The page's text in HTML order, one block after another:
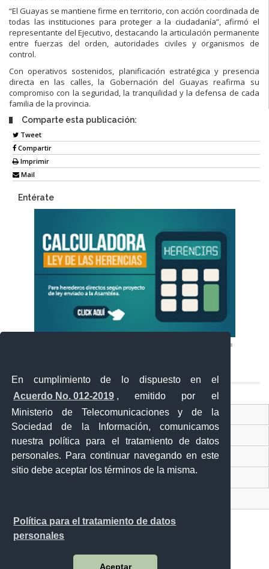
En cumplimiento de lo dispuesto en el
Acuerdo No. 012-2019 , emitido por el
Ministerio de Telecomunicaciones y de la
Sociedad de la Información, comunicamos
nuestra política para el tratamiento de datos
personales. Para continuar navegando en este
sitio debe aceptar los términos de la misma.
Política para el tratamiento de datos
personales
Aceptar
“El Guayas se mantiene firme en territorio, con acción coordinada de
todas las instituciones para proteger a la ciudadanía”, afirmó el
representante del Ejecutivo, destacando la articulación permanente
entre fuerzas del orden, autoridades civiles y organismos de
control.
Con operativos sostenidos, planificación estratégica y presencia
directa en las calles, la Gobernación del Guayas reafirma su
compromiso con la seguridad, la tranquilidad y la defensa de cada
familia de la provincia.
Comparte esta publicación:
Tweet
Compartir
Imprimir
Mail
Entérate
Ventanilla Única Virtual
Ventanilla Única de Comercio Exterior
Gobierno Abierto
Malecón y Aguirre